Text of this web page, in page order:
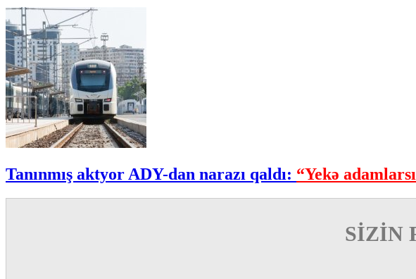
Tanınmış aktyor ADY-dan narazı qaldı: “Yekə
SİZİN